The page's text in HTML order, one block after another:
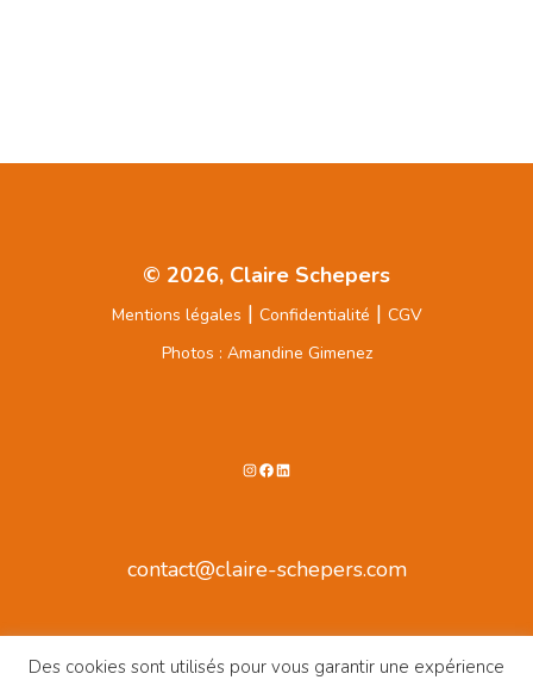
© 2026, Claire Schepers
Mentions légales | Confidentialité | CGV
Photos : Amandine Gimenez
Instagram
Facebook
LinkedIn
contact@claire-schepers.com
Des cookies sont utilisés pour vous garantir une expérience